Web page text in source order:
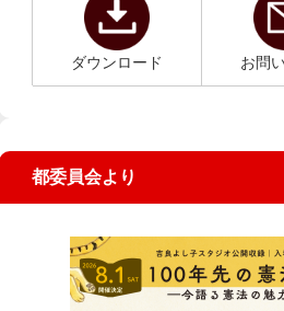
ダウンロード お問
都委員会より